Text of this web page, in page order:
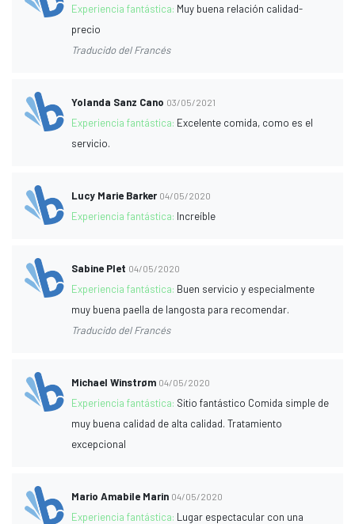
Experiencia fantástica: Muy buena relación calidad-
precio
Traducido del Francés
Yolanda Sanz Cano 03/05/2021
Experiencia fantástica: Excelente comida, como es el
servicio.
Lucy Marie Barker 04/05/2020
Experiencia fantástica: Increíble
Sabine Plet 04/05/2020
Experiencia fantástica: Buen servicio y especialmente
muy buena paella de langosta para recomendar.
Traducido del Francés
Michael Winstrøm 04/05/2020
Experiencia fantástica: Sitio fantástico Comida simple de
muy buena calidad de alta calidad. Tratamiento
excepcional
Mario Amabile Marin 04/05/2020
Experiencia fantástica: Lugar espectacular con una